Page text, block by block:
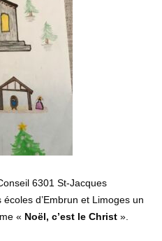
6301 St-Jacques
d’Embrun et Limoges un
« Noël, c’est le Christ ».